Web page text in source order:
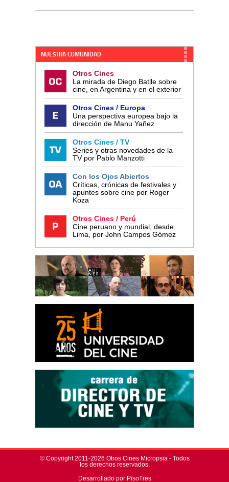
NUESTRA COMUNIDAD
Otros Cines
La mirada de Diego Batlle sobre
cine, en Argentina y en el exterior
Otros Cines / Europa
Una perspectiva europea bajo la
dirección de Manu Yañez
Otros Cines / TV
Series y otras novedades de la
TV por Pablo Manzotti
Con los Ojos Abiertos
Críticas, crónicas de festivales y
apuntes sobre cine por Roger
Koza
Otros Cines / Perú
Cine peruano y mundial, desde
Lima, por John Campos Gómez
© Copyright 2011-2026 Otros Cines Micropsia - Todos
los derechos reservados.
Desarrollado por PisoTres